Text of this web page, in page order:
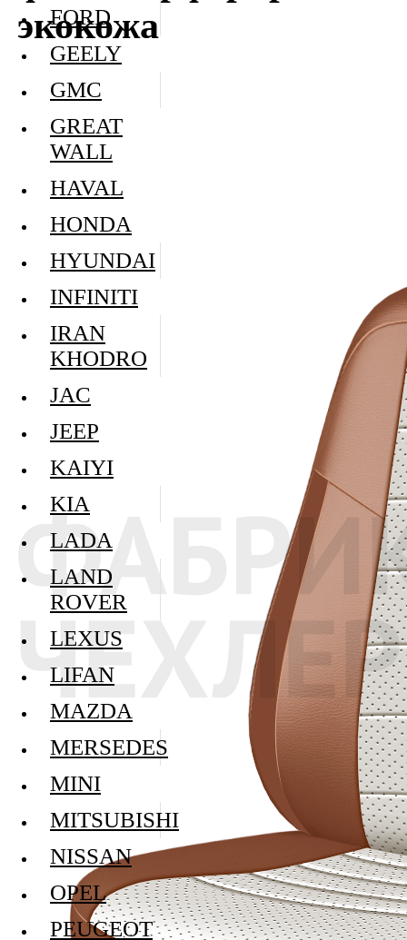
экокожа
FORD
GEELY
GMC
GREAT
WALL
HAVAL
HONDA
HYUNDAI
INFINITI
IRAN
KHODRO
JAC
JEEP
KAIYI
KIA
LADA
LAND
ROVER
LEXUS
LIFAN
MAZDA
MERSEDES
MINI
MITSUBISHI
NISSAN
OPEL
PEUGEOT